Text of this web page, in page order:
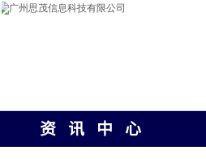
资 讯 中 心